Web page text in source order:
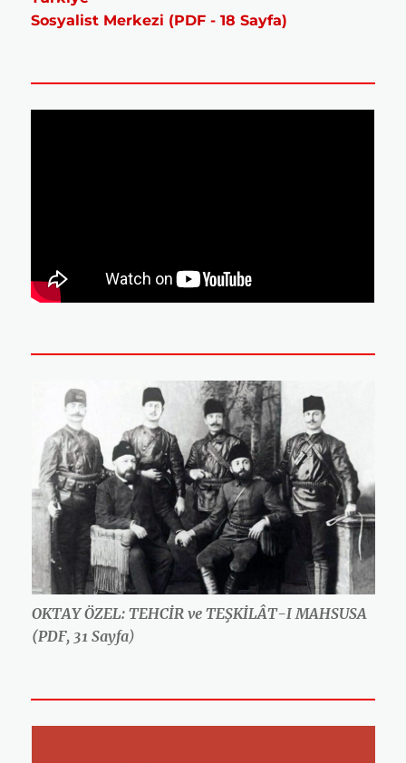
Sosyalist Merkezi (PDF - 18 Sayfa)
OKTAY ÖZEL: TEHCİR ve TEŞKİLÂT-I MAHSUSA
(PDF, 31 Sayfa)